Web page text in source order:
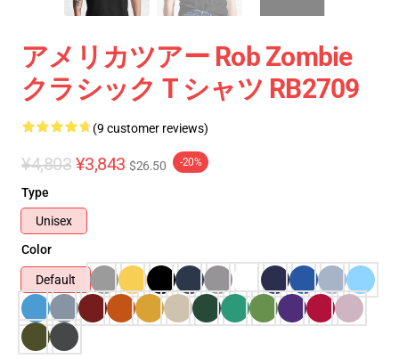
アメリカツアー Rob Zombie
クラシック T シャツ RB2709
(9 customer reviews)
¥4,803 ¥3,843 $26.50 -20%
Type
Unisex
Color
Default